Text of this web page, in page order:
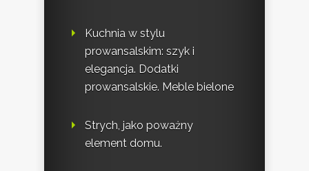
Kuchnia w stylu
prowansalskim: szyk i
elegancja. Dodatki
prowansalskie. Meble bielone
Strych, jako poważny
element domu.